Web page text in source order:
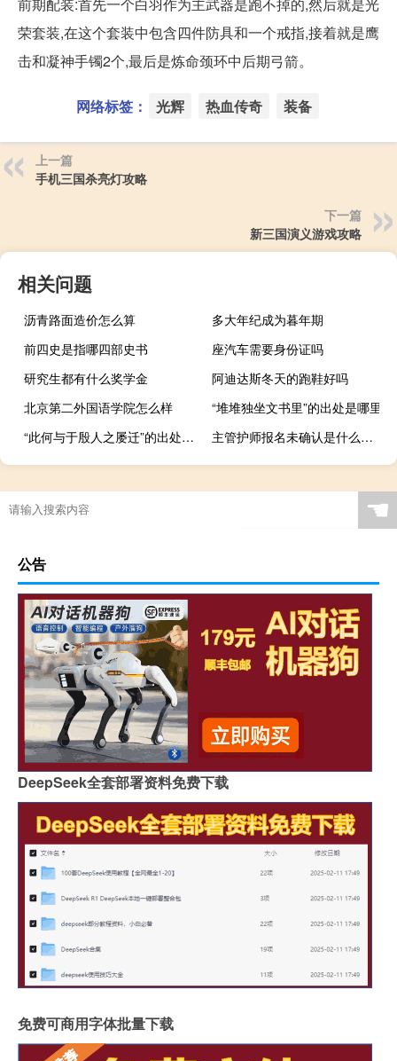
荣套装,在这个套装中包含四件防具和一个戒指,接着就是鹰
击和凝神手镯2个,最后是炼命颈环中后期弓箭。
网络标签： 光辉 热血传奇 装备
上一篇
手机三国杀亮灯攻略
下一篇
新三国演义游戏攻略
相关问题
沥青路面造价怎么算
多大年纪成为暮年期
前四史是指哪四部史书
座汽车需要身份证吗
研究生都有什么奖学金
阿迪达斯冬天的跑鞋好吗
北京第二外国语学院怎么样
“堆堆独坐文书里”的出处是哪里
“此何与于殷人之屡迁”的出处是哪里
主管护师报名未确认是什么意思
☚
公告
DeepSeek全套部署资料免费下载
免费可商用字体批量下载